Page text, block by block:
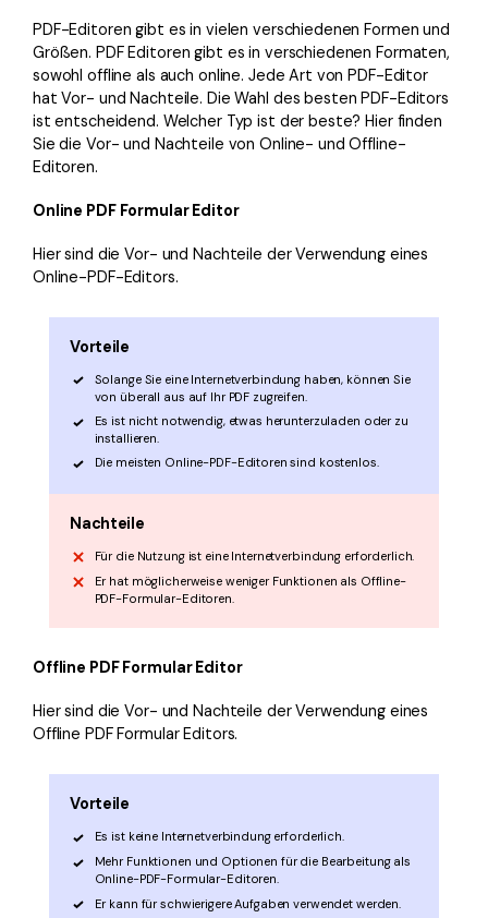
PDF-Editoren gibt es in vielen verschiedenen Formen und
Größen. PDF Editoren gibt es in verschiedenen Formaten,
sowohl offline als auch online. Jede Art von PDF-Editor
hat Vor- und Nachteile. Die Wahl des besten PDF-Editors
ist entscheidend. Welcher Typ ist der beste? Hier finden
Sie die Vor- und Nachteile von Online- und Offline-
Editoren.
Online PDF Formular Editor
Hier sind die Vor- und Nachteile der Verwendung eines
Online-PDF-Editors.
Vorteile
Solange Sie eine Internetverbindung haben, können Sie
von überall aus auf Ihr PDF zugreifen.
Es ist nicht notwendig, etwas herunterzuladen oder zu
installieren.
Die meisten Online-PDF-Editoren sind kostenlos.
Nachteile
Für die Nutzung ist eine Internetverbindung erforderlich.
Er hat möglicherweise weniger Funktionen als Offline-
PDF-Formular-Editoren.
Offline PDF Formular Editor
Hier sind die Vor- und Nachteile der Verwendung eines
Offline PDF Formular Editors.
Vorteile
Es ist keine Internetverbindung erforderlich.
Mehr Funktionen und Optionen für die Bearbeitung als
Online-PDF-Formular-Editoren.
Er kann für schwierigere Aufgaben verwendet werden.